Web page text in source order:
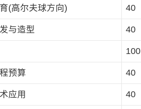
(高尔夫球方向) 40
与造型 40
100
预算 40
应用 40